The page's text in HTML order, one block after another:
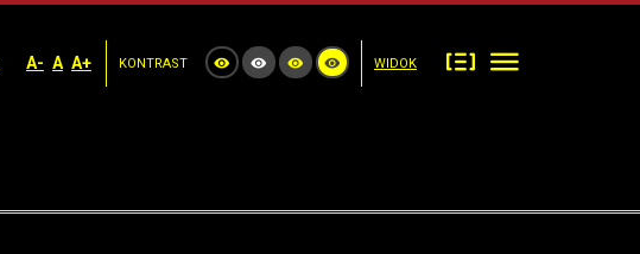
A- A A+ KONTRAST WIDOK